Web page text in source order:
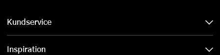
Kundservice
Inspiration